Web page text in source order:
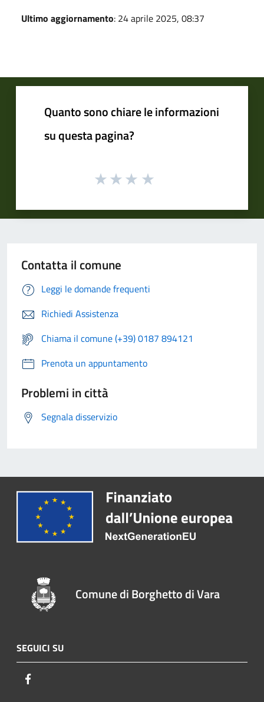
Ultimo aggiornamento: 24 aprile 2025, 08:37
Quanto sono chiare le informazioni
su questa pagina?
Contatta il comune
Leggi le domande frequenti
Richiedi Assistenza
Chiama il comune (+39) 0187 894121
Prenota un appuntamento
Problemi in città
Segnala disservizio
Comune di Borghetto di Vara
SEGUICI SU